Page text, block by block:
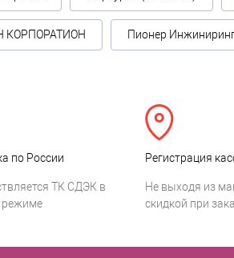
КОРПОРАТИОН Пионер
по России
ТК СДЭК в
режиме
Регистрация
Не выходя из
скидкой при